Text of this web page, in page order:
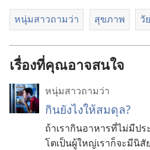
หนุ่มสาวถามว่า สุขภาพ วั
เรื่องที่คุณอาจสนใจ
หนุ่มสาวถามว่า
กินยังไงให้สมดุล?
ถ้าเรากินอาหารที่ไม่มีป
โตเป็นผู้ใหญ่เราก็จะมีนิ